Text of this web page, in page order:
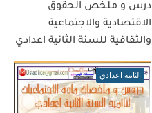
درس و ملخص الحقوق
الاقتصادية والاجتماعية
والثقافية للسنة الثانية اعدادي
الثانية اعدادي